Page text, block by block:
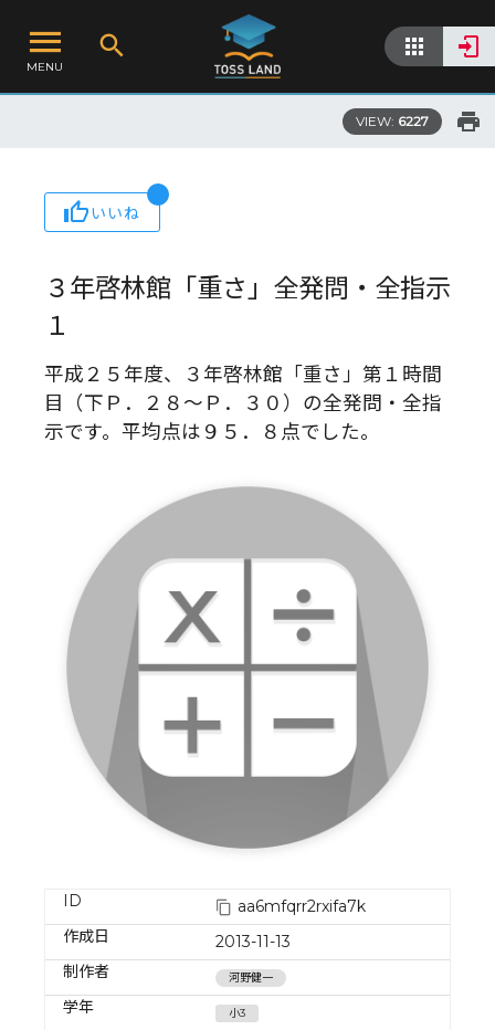
MENU
VIEW: 6227
いいね
３年啓林館「重さ」全発問・全指示
１
平成２５年度、３年啓林館「重さ」第１時間
目（下Ｐ．２８～Ｐ．３０）の全発問・全指
示です。平均点は９５．８点でした。
ID
aa6mfqrr2rxifa7k
作成日
2013-11-13
制作者
河野健一
学年 小3